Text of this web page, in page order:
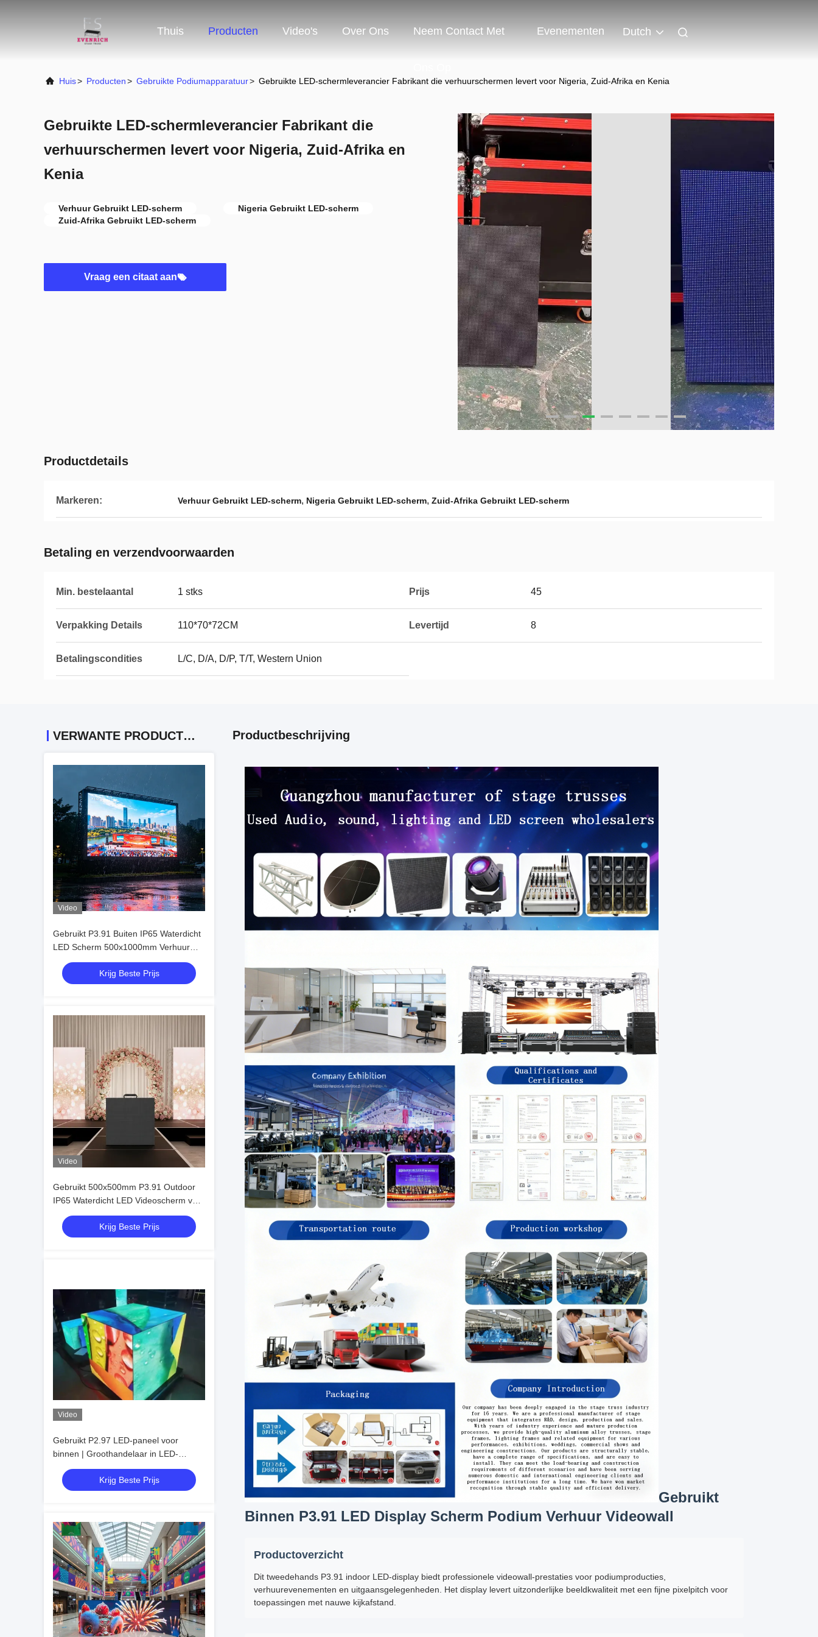
Thuis Producten Video's Over Ons Neem Contact Met Evenementen Dutch
Huis> Producten> Gebruikte Podiumapparatuur> Gebruikte LED-schermleverancier Fabrikant die verhuurschermen levert voor Nigeria, Zuid-Afrika en Kenia
Gebruikte LED-schermleverancier Fabrikant die
verhuurschermen levert voor Nigeria, Zuid-Afrika en
Kenia
Verhuur Gebruikt LED-scherm
Nigeria Gebruikt LED-scherm
Zuid-Afrika Gebruikt LED-scherm
Vraag een citaat aan
Productdetails
Markeren: Verhuur Gebruikt LED-scherm, Nigeria Gebruikt LED-scherm, Zuid-Afrika Gebruikt LED-scherm
Betaling en verzendvoorwaarden
Min. bestelaantal 1 stks Prijs 45
Verpakking Details 110*70*72CM Levertijd 8
Betalingscondities L/C, D/A, D/P, T/T, Western Union
VERWANTE PRODUCTEN
Video
Gebruikt P3.91 Buiten IP65 Waterdicht
LED Scherm 500x1000mm Verhuur
LED Videoscherm voor Evenementen
Krijg Beste Prijs
Video
Gebruikt 500x500mm P3.91 Outdoor
IP65 Waterdicht LED Videoscherm voor
Evenementen en Reclame
Krijg Beste Prijs
Video
Gebruikt P2.97 LED-paneel voor
binnen | Groothandelaar in LED-
schermen voor binnen met een hoge
verversingssnelheidKrijg Beste Prijs
Productbeschrijving
Gebruikt
Binnen P3.91 LED Display Scherm Podium Verhuur Videowall
Productoverzicht
Dit tweedehands P3.91 indoor LED-display biedt professionele videowall-prestaties voor podiumproducties,
verhuurevenementen en uitgaansgelegenheden. Het display levert uitzonderlijke beeldkwaliteit met een fijne pixelpitch voor
toepassingen met nauwe kijkafstand.